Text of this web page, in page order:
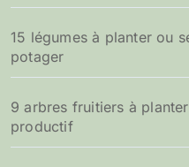
15 légumes à planter ou
potager
9 arbres fruitiers à
productif